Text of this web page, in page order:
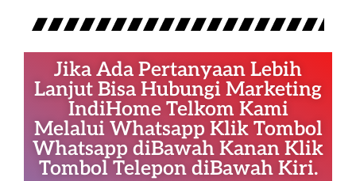
Jika Ada Pertanyaan Lebih
Lanjut Bisa Hubungi Marketing
IndiHome Telkom Kami
Melalui Whatsapp Klik Tombol
Whatsapp diBawah Kanan Klik
Tombol Telepon diBawah Kiri.